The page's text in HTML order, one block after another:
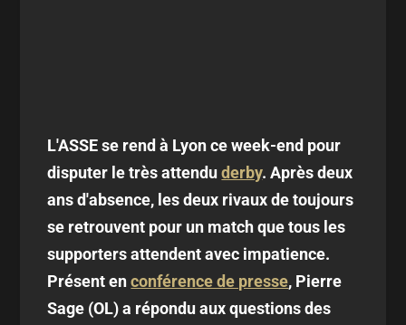
L'ASSE se rend à Lyon ce week-end pour
disputer le très attenduderby. Après deux
ans d'absence, les deux rivaux de toujours
se retrouvent pour un match que tous les
supporters attendent avec impatience.
Présent enconférence de presse, Pierre
Sage (OL) a répondu aux questions des